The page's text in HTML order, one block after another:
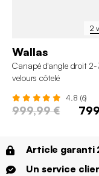
2
Wallas
Canapé d'angle droit 2-
velours côtelé
4.8 (6)
999,99 €
Article garanti
Un service